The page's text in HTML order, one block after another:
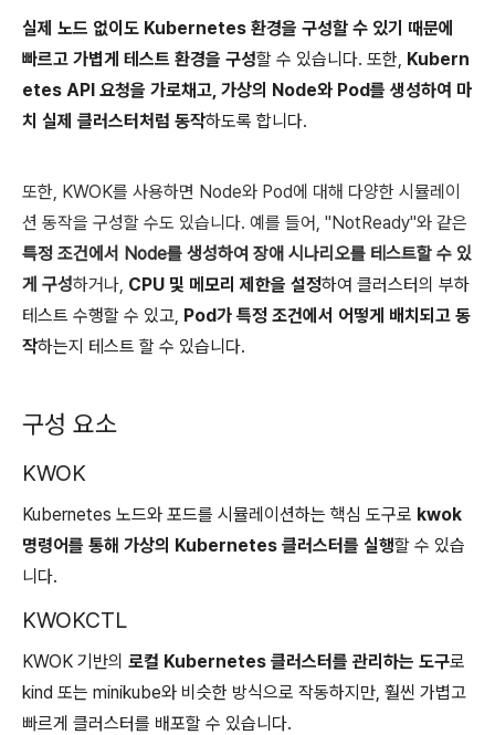
실제 노드 없이도 Kubernetes 환경을 구성할 수 있기 때문에
빠르고 가볍게 테스트 환경을 구성할 수 있습니다. 또한, Kubern
etes API 요청을 가로채고, 가상의 Node와 Pod를 생성하여 마
치 실제 클러스터처럼 동작하도록 합니다.
또한, KWOK를 사용하면 Node와 Pod에 대해 다양한 시뮬레이
션 동작을 구성할 수도 있습니다. 예를 들어, "NotReady"와 같은
특정 조건에서 Node를 생성하여 장애 시나리오를 테스트할 수 있
게 구성하거나, CPU 및 메모리 제한을 설정하여 클러스터의 부하
테스트 수행할 수 있고, Pod가 특정 조건에서 어떻게 배치되고 동
작하는지 테스트 할 수 있습니다.
구성 요소
KWOK
Kubernetes 노드와 포드를 시뮬레이션하는 핵심 도구로 kwok
명령어를 통해 가상의 Kubernetes 클러스터를 실행할 수 있습
니다.
KWOKCTL
KWOK 기반의 로컬 Kubernetes 클러스터를 관리하는 도구로
kind 또는 minikube와 비슷한 방식으로 작동하지만, 훨씬 가볍고
빠르게 클러스터를 배포할 수 있습니다.